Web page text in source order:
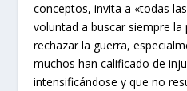
conceptos, invita a «todas
voluntad a buscar siempre la
rechazar la guerra,
muchos han calificado de
intensificándose y que no